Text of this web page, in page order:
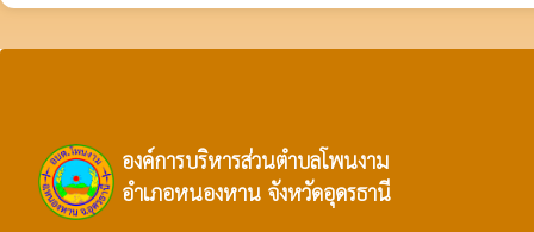
องค์การบริหารส่วนตำบลโพนงาม
อำเภอหนองหาน จังหวัดอุดรธานี